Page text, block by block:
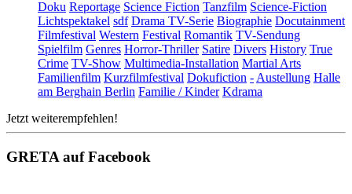
Doku Reportage Science Fiction Tanzfilm Science-Fiction
Lichtspektakel sdf Drama TV-Serie Biographie Docutainment
Filmfestival Western Festival Romantik TV-Sendung
Spielfilm Genres Horror-Thriller Satire Divers History True
Crime TV-Show Multimedia-Installation Martial Arts
Familienfilm Kurzfilmfestival Dokufiction - Austellung Halle
am Berghain Berlin Familie / Kinder Kdrama
Jetzt weiterempfehlen!
GRETA auf Facebook